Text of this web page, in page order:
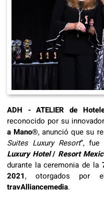
ADH - ATELIER de
reconocido por su
a Mano®, anunció que su
Suites Luxury Resort”, fue
Luxury Hotel/ Resort
durante la ceremonia de la
2021, otorgados por
travAlliancemedia.